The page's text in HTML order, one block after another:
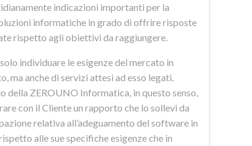
indicazioni importanti per la
informatiche in grado di offrire risposte
rispetto agli obiettivi da raggiungere.
individuare le esigenze del mercato in
ma anche di servizi attesi ad esso legati.
ZEROUNO Informatica, in questo senso,
con il Cliente un rapporto che lo sollevi da
relativa all’adeguamento del software in
alle sue specifiche esigenze che in